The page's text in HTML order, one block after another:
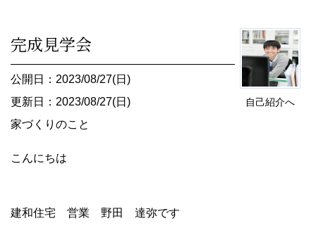
自己紹介へ
完成見学会
公開日：2023/08/27(日)
更新日：2023/08/27(日)
家づくりのこと
こんにちは
建和住宅 営業 野田 達弥です